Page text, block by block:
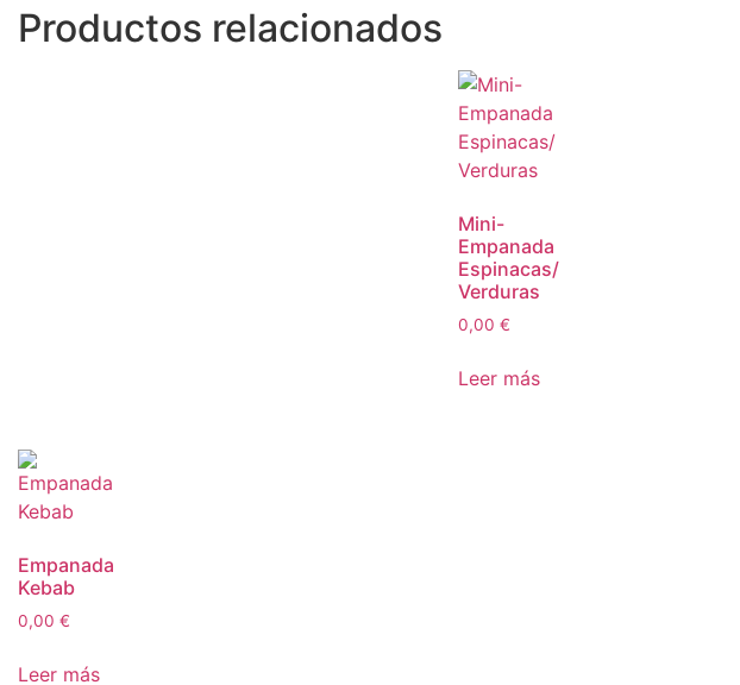
Productos relacionados
Mini-
Empanada
Espinacas/
Verduras
0,00 €
Leer más
Empanada
Kebab
0,00 €
Leer más